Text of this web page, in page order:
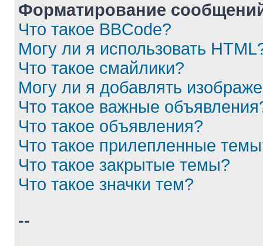
Форматирование
Что такое BBCode?
Могу ли я использовать
Что такое смайлики?
Могу ли я добавлять
Что такое важные
Что такое объявления?
Что такое прилепленные
Что такое закрытые темы?
Что такое значки тем?
--